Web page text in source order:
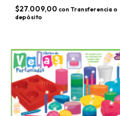
$27.009,00 con Transferencia o
depósito